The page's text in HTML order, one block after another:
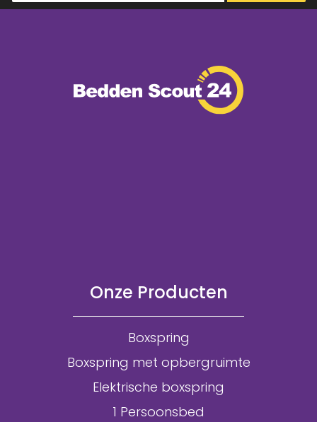
Onze Producten
Boxspring
Boxspring met opbergruimte
Elektrische boxspring
1 Persoonsbed